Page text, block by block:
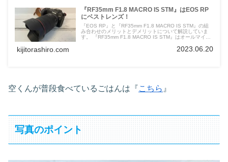
『RF35mm F1.8 MACRO IS STM』はEOS RP
にベストレンズ！
『EOS RP』と『RF35mm F1.8 MACRO IS STM』の組
み合わせのメリットとデメリットについて解説していま
す。 『RF35mm F1.8 MACRO IS STM』はオールマイテ
kijitorashiro.com 2023.06.20
空くんが普段食べているごはんは『こちら 』
写真のポイント